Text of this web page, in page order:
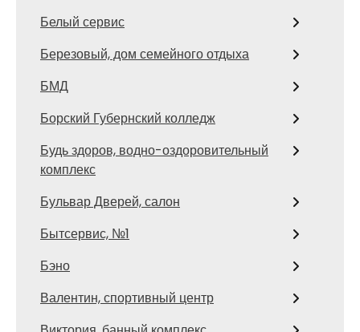
Белый сервис
Березовый, дом семейного отдыха
БМД
Борский Губернский колледж
Будь здоров, водно-оздоровительный
комплекс
Бульвар Дверей, салон
Бытсервис, №1
Бэно
Валентин, спортивный центр